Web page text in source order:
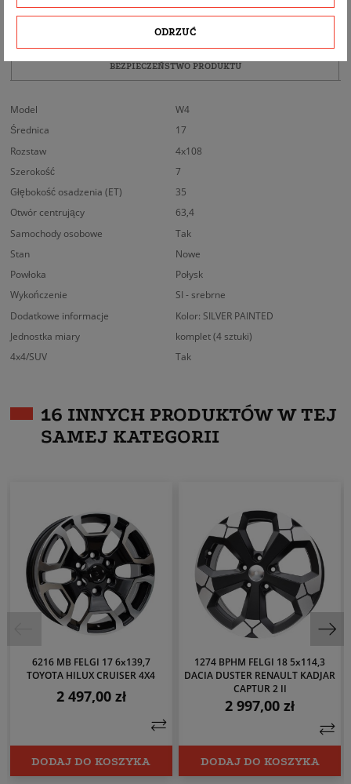
OPIS
DOPASOWANIE
BEZPIECZEŃSTWO PRODUKTU
Model
W4
Średnica
17
Rozstaw
4x108
Szerokość
7
Głębokość osadzenia (ET)
35
Otwór centrujący
63,4
Samochody osobowe
Tak
Stan
Nowe
Powłoka
Połysk
Wykończenie
SI - srebrne
Dodatkowe informacje
Kolor: SILVER PAINTED
Jednostka miary
komplet (4 sztuki)
4x4/SUV
Tak
16 INNYCH PRODUKTÓW W TEJ
SAMEJ KATEGORII
6216 MB FELGI 17 6x139,7
TOYOTA HILUX CRUISER 4X4
Cena
2 497,00 zł
DODAJ DO KOSZYKA
1274 BPHM FELGI 18 5x114,3
DACIA DUSTER RENAULT KADJAR
CAPTUR 2 II
Cena
2 997,00 zł
DODAJ DO KOSZYKA
ODRZUĆ